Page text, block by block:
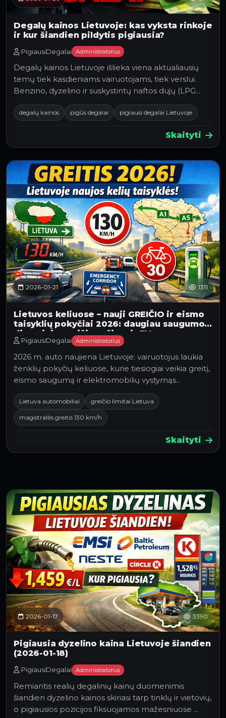
Degalų kainos Lietuvoje: kas vyksta rinkoje
ir kur šiandien pildytis pigiausia?
PigiausiDegalai Administratorius
Degalų kainos Lietuvoje išlieka viena aktualiausių
temų tiek kasdieniams vairuotojams, tiek verslui.
Benzino, dyzelino ir suskystintų naftos dujų (LPG…
degalų kainos pigūs degalai pigiausi degalai Lietuvoje
Skaityti
2026-01-21 1311
Lietuvos keliuose – nauji GREIČIO ir eismo
taisyklių pokyčiai 2026: daugiau saugumo,
dinaminių greičio režimų ir EV
infrastruktūra
PigiausiDegalai Administratorius
2026 m. auto naujiena Lietuvoje: vairuotojus laukia
ženklių pokyčių keliuose, kurie tiesiogiai veikia greitį,
eismo saugumą ir elektromobilių vystymąs…
Lietuva automobiliai greičio limitai Lietuva
magistralės greitis 130 km/h
Skaityti
2026-01-17 3390
Pigiausia dyzelino kaina Lietuvoje šiandien
(2026-01-18)
PigiausiDegalai Administratorius
Remiantis realių degalinių kainų duomenimis
šiandien dyzelino kainos skiriasi tarp tinklų ir vietovių,
o pigiausios pozicijos fiksuojamos mažesniuose …